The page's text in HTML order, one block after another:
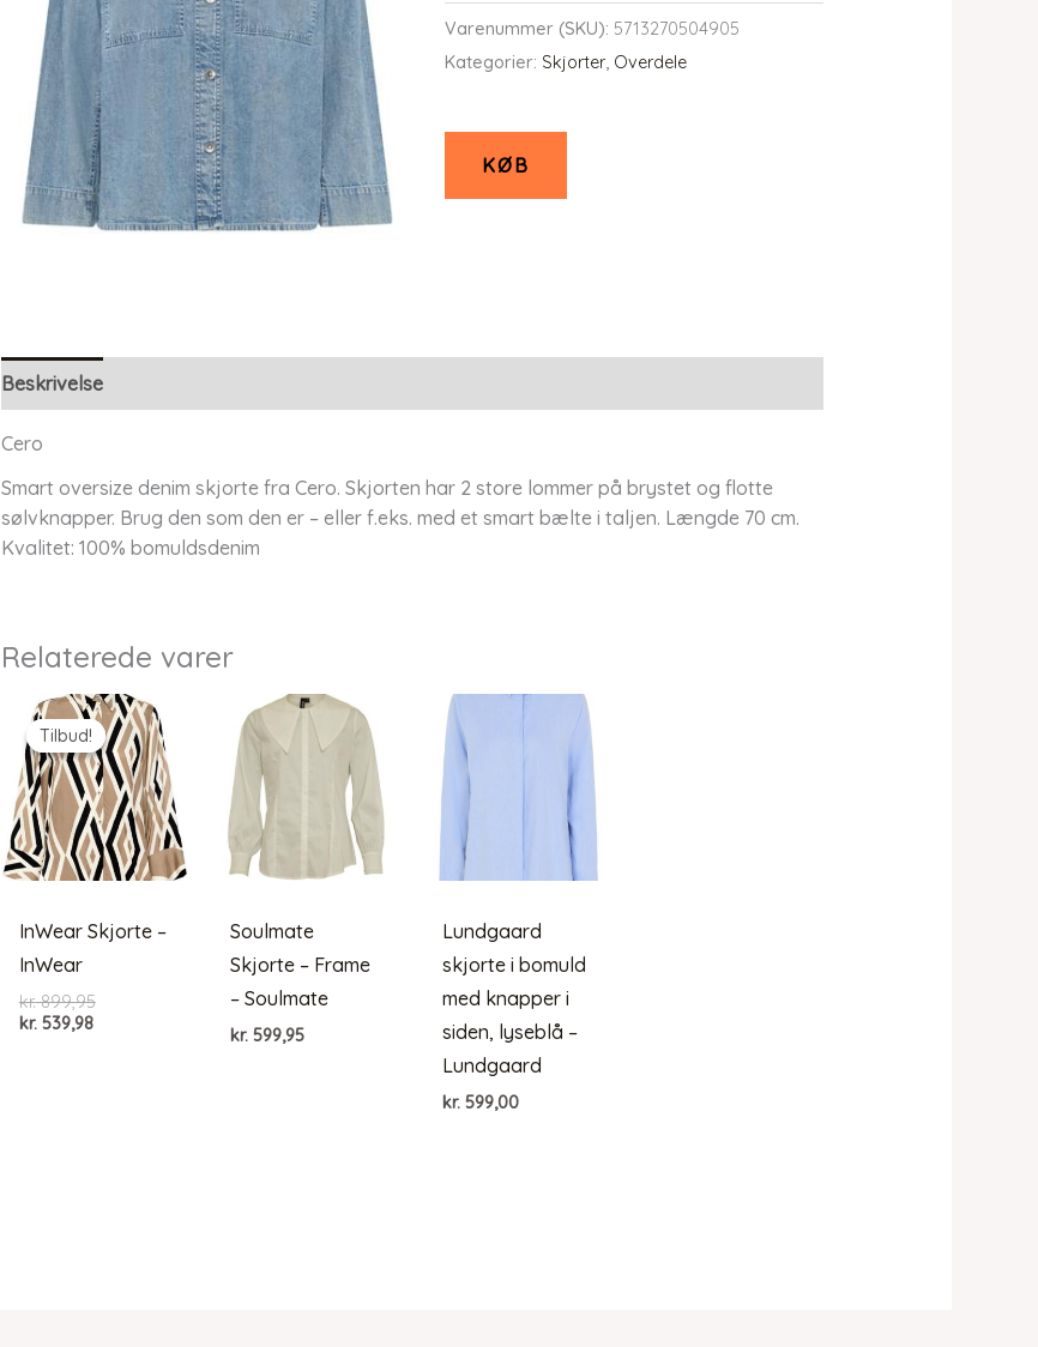
oprindelige
pris
var:
aktuelle
pris
Varenummer (SKU): 5713270504905
Kategorier: Skjorter, Overdele
KØB
Beskrivelse
Cero
Smart oversize denim skjorte fra Cero. Skjorten har 2 store lommer på brystet og flotte
sølvknapper. Brug den som den er – eller f.eks. med et smart bælte i taljen. Længde 70 cm.
Kvalitet: 100% bomuldsdenim
Relaterede varer
Tilbud!
Tilbud!
InWear Skjorte –
InWear
kr.899,95Den
kr.539,98Den
Soulmate
Skjorte – Frame
– Soulmate
kr. 599,95
Lundgaard
skjorte i bomuld
med knapper i
siden, lyseblå –
Lundgaard
kr. 599,00